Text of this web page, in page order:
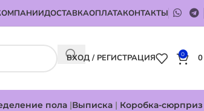
ДОСТАВКАОПЛАТАКОНТАКТЫ
ВХОД / РЕГИСТРАЦИЯ 0
пола |Выписка | Коробка-сюрприз